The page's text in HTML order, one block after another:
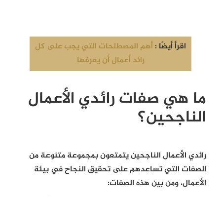
اقرأ أيضًا :أهم المصطلحات التي يجب على كل
رائد أعمال أن يعرفها
ما هي صفات رائدي الأعمال
الناجحين؟
رائدي الأعمال الناجحين يتمتعون بمجموعة متنوعة من
الصفات التي تساعدهم على تحقيق النجاح في بيئة
الأعمال، ومن بين هذه الصفات: